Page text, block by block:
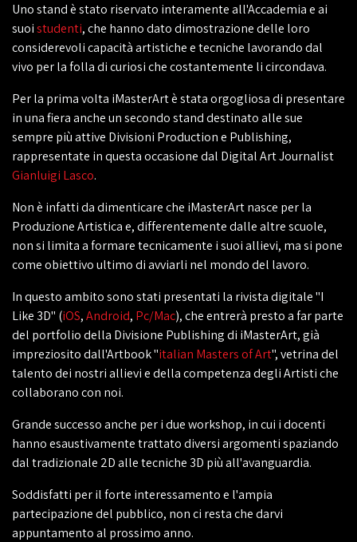
Uno stand è stato riservato interamente all'Accademia e ai
suoistudenti, che hanno dato dimostrazione delle loro
considerevoli capacità artistiche e tecniche lavorando dal
vivo per la folla di curiosi che costantemente li circondava.
Per la prima volta iMasterArt è stata orgogliosa di presentare
in una fiera anche un secondo stand destinato alle sue
sempre più attive Divisioni Production e Publishing,
rappresentate in questa occasione dal Digital Art Journalist
Gianluigi Lasco.
Non è infatti da dimenticare che iMasterArt nasce per la
Produzione Artistica e, differentemente dalle altre scuole,
non si limita a formare tecnicamente i suoi allievi, ma si pone
come obiettivo ultimo di avviarli nel mondo del lavoro.
In questo ambito sono stati presentati la rivista digitale "I
Like 3D" (iOS,Android, Pc/Mac), che entrerà presto a far parte
del portfolio della Divisione Publishing di iMasterArt, già
impreziosito dall'Artbook "italian Masters of Art", vetrina del
talento dei nostri allievi e della competenza degli Artisti che
collaborano con noi.
Grande successo anche per i due workshop, in cui i docenti
hanno esaustivamente trattato diversi argomenti spaziando
dal tradizionale 2D alle tecniche 3D più all'avanguardia.
Soddisfatti per il forte interessamento e l'ampia
partecipazione del pubblico, non ci resta che darvi
appuntamento al prossimo anno.